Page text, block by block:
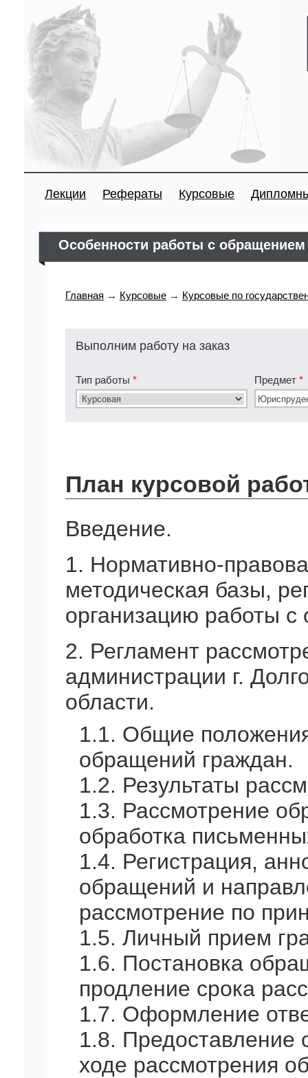
Лекции Рефераты Курсовые
Особенности работы с
Главная → Курсовые → Курсовые по
Выполним работу на заказ
Тип работы * Предмет *
План курсовой
Введение.
1. Нормативно-
методическая базы,
организацию работы
2. Регламент
администрации г.
области.
1.1. Общие
обращений граждан.
1.2. Результаты
1.3. Рассмотрение
обработка
1.4. Регистрация,
обращений и
рассмотрение по
1.5. Личный прием
1.6. Постановка
продление срока
1.7. Оформление
1.8. Предоставление
ходе рассмотрения